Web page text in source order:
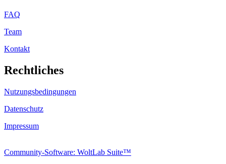
FAQ
Team
Kontakt
Rechtliches
Nutzungsbedingungen
Datenschutz
Impressum
Community-Software: WoltLab Suite™